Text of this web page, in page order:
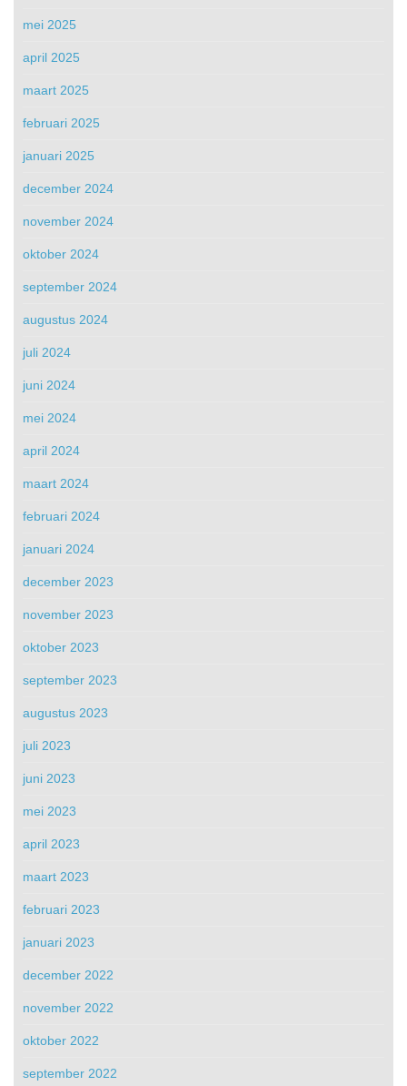
mei 2025
april 2025
maart 2025
februari 2025
januari 2025
december 2024
november 2024
oktober 2024
september 2024
augustus 2024
juli 2024
juni 2024
mei 2024
april 2024
maart 2024
februari 2024
januari 2024
december 2023
november 2023
oktober 2023
september 2023
augustus 2023
juli 2023
juni 2023
mei 2023
april 2023
maart 2023
februari 2023
januari 2023
december 2022
november 2022
oktober 2022
september 2022